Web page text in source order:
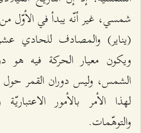
شمسي، غير أنّه يبدأ في الأوّل
(يناير) والمصادف للحادي
ويكون معيار الحركة فيه هو
الشمس، وليس دوران القمر حول
لهذا الأمر بالأمور الاعتباريّة
والتوهّمات.